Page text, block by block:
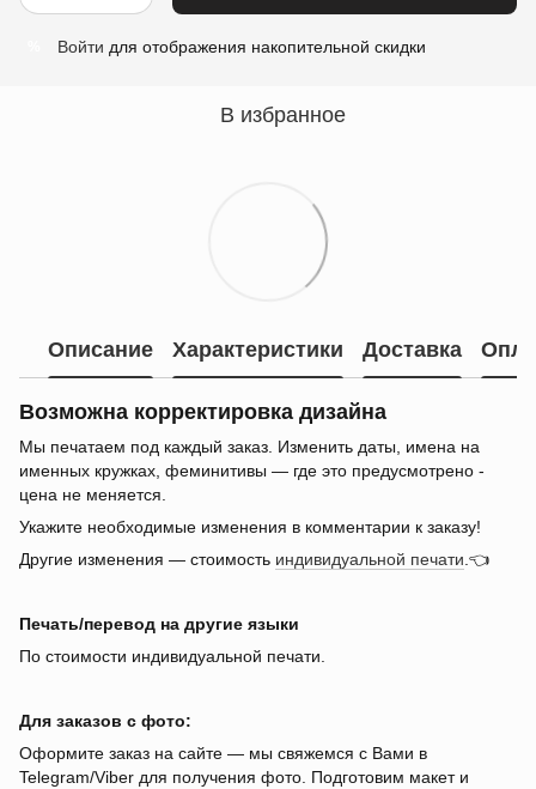
Войти для отображения накопительной скидки
В избранное
Описание Характеристики Доставка
Возможна корректировка дизайна
Мы печатаем под каждый заказ. Изменить даты, имена на
именных кружках, феминитивы — где это предусмотрено -
цена не меняется.
Укажите необходимые изменения в комментарии к заказу!
Другие изменения — стоимость индивидуальной печати .👈
Печать/перевод на другие языки
По стоимости индивидуальной печати.
Для заказов с фото:
Оформите заказ на сайте — мы свяжемся с Вами в
Telegram/Viber для получения фото. Подготовим макет и